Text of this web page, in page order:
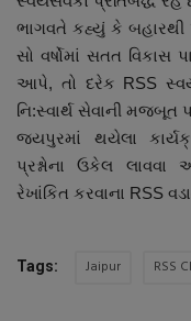
ભાગવતે કહ્યું કે બહારથી
સો વર્ષોમાં સતત
આપે, તો દરેક RSS
નિ:સ્વાર્થ સેવાની મજબૂત
જયપુરમાં થયેલા
પ્રશ્નોના ઉકેલ
રેખાંકિત કરવાના RSS
Tags: Jaipur RSS